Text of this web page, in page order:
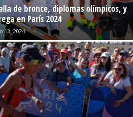
de bronce, diplomas olímpicos, y
en París 2024
13, 2024